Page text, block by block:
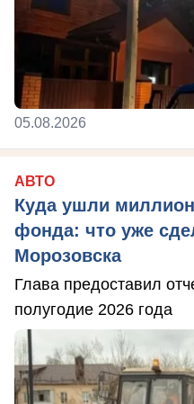
05.08.2026
АВТО
Куда ушли
фонда: что уже
Морозовска
Глава предоставил
полугодие 2026 года